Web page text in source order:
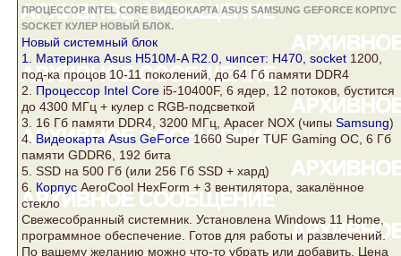
ПРОЦЕССОР INTEL CORE ВИДЕОКАРТА ASUS SAMSUNG GEFORCE КОРПУС
SOCKET КУЛЕР НОВЫЙ БЛОК.
Новый системный блок
1. Материнка Asus H510M-A R2.0, чипсет: H470, socket 1200,
под-ка процов 10-11 поколений, до 64 Гб памяти DDR4
2. Процессор Intel Core i5-10400F, 6 ядер, 12 потоков, бустится
до 4300 МГц + кулер c RGB-подсветкой
3. 16 Гб памяти DDR4, 3200 МГц, Apacer NOX (чипы Samsung)
4.Видеокарта Asus GeForce1660 Super TUF Gaming OC, 6 Гб
памяти GDDR6, 192 бита
5. SSD на 500 Гб (или 256 Гб SSD + хард)
6. Корпус AeroCool HexForm + 3 вентилятора, закалённое
стекло
Свежесобранный системник. Установлена Windows 11 Home,
программное обеспечение. Готов для работы и развлечений.
По вашему желанию можно что-то убрать или добавить. Цена